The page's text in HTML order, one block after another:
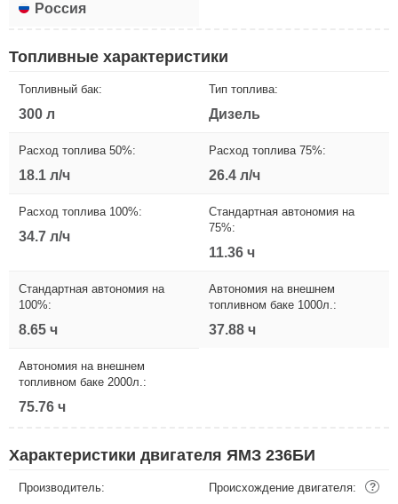
Россия
Топливные характеристики
Топливный бак:
300 л
Тип топлива:
Дизель
Расход топлива 50%:
18.1 л/ч
Расход топлива 75%:
26.4 л/ч
Расход топлива 100%:
34.7 л/ч
Стандартная автономия на
75%:
11.36 ч
Стандартная автономия на
100%:
8.65 ч
Автономия на внешнем
топливном баке 1000л.:
37.88 ч
Автономия на внешнем
топливном баке 2000л.:
75.76 ч
Характеристики двигателя ЯМЗ 236БИ
Производитель: Происхождение двигателя: ?